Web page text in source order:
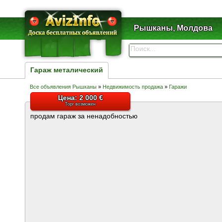
Рышканы, Молдова
Гараж металический
Все объявления Рышканы » Недвижимость продажа » Гаражи
Цена: 2 000 €
Торг возможен
продам гараж за ненадобностью